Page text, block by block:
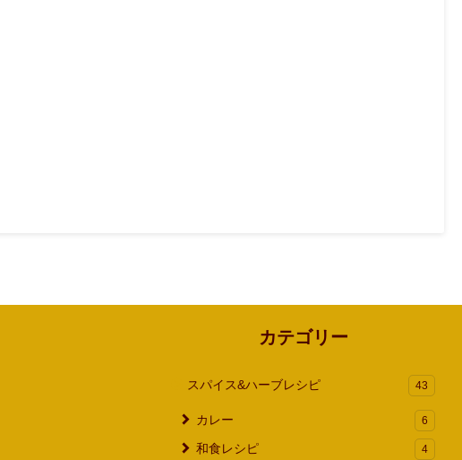
カテゴリー
スパイス&ハーブレシピ 43
カレー 6
和食レシピ 4